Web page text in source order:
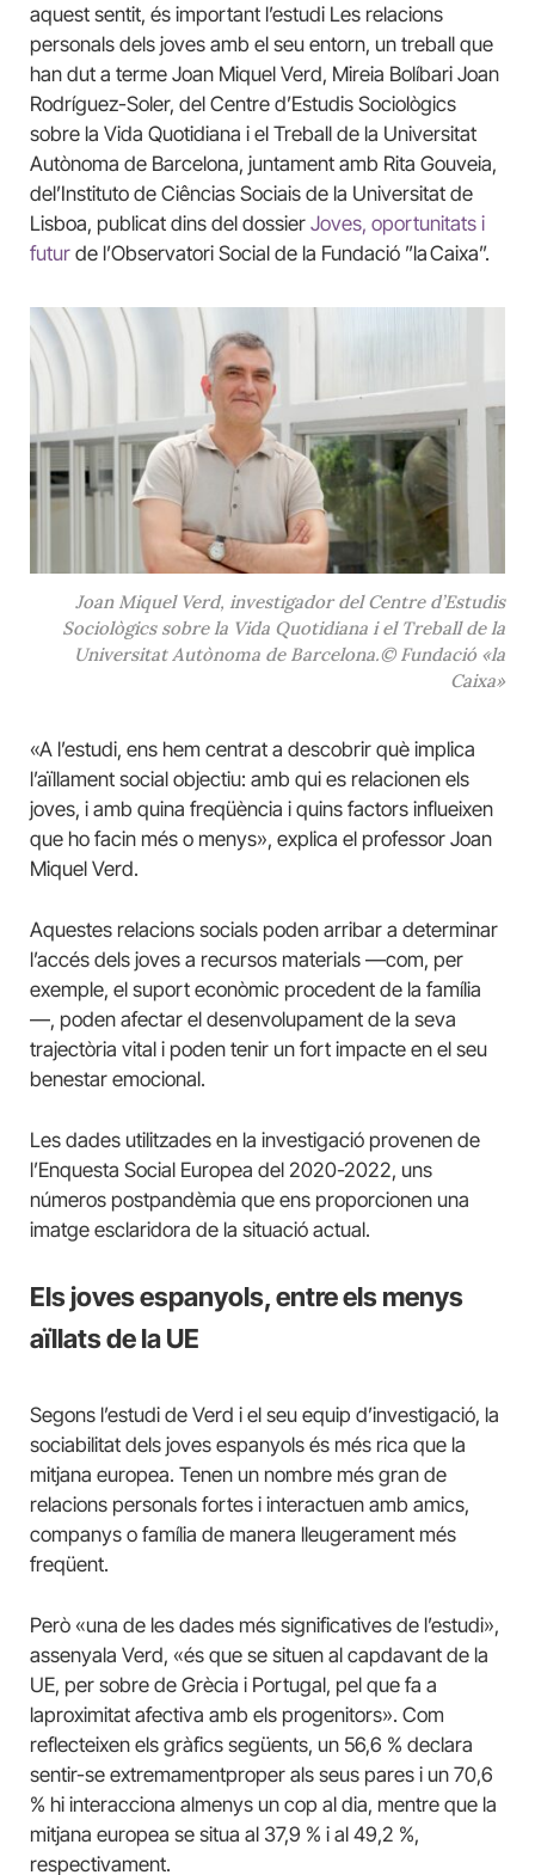
aquest sentit, és important l’estudi Les relacions
personals dels joves amb el seu entorn, un treball que
han dut a terme Joan Miquel Verd, Mireia Bolíbari Joan
Rodríguez-Soler, del Centre d’Estudis Sociològics
sobre la Vida Quotidiana i el Treball de la Universitat
Autònoma de Barcelona, juntament amb Rita Gouveia,
del’Instituto de Ciências Sociais de la Universitat de
Lisboa, publicat dins del dossier Joves, oportunitats i
futur de l’Observatori Social de la Fundació ”la Caixa”.
Joan Miquel Verd, investigador del Centre d’Estudis
Sociològics sobre la Vida Quotidiana i el Treball de la
Universitat Autònoma de Barcelona.© Fundació «la
Caixa»
«A l’estudi, ens hem centrat a descobrir què implica
l’aïllament social objectiu: amb qui es relacionen els
joves, i amb quina freqüència i quins factors influeixen
que ho facin més o menys», explica el professor Joan
Miquel Verd.
Aquestes relacions socials poden arribar a determinar
l’accés dels joves a recursos materials —com, per
exemple, el suport econòmic procedent de la família
—, poden afectar el desenvolupament de la seva
trajectòria vital i poden tenir un fort impacte en el seu
benestar emocional.
Les dades utilitzades en la investigació provenen de
l’Enquesta Social Europea del 2020-2022, uns
números postpandèmia que ens proporcionen una
imatge esclaridora de la situació actual.
Els joves espanyols, entre els menys
aïllats de la UE
Segons l’estudi de Verd i el seu equip d’investigació, la
sociabilitat dels joves espanyols és més rica que la
mitjana europea. Tenen un nombre més gran de
relacions personals fortes i interactuen amb amics,
companys o família de manera lleugerament més
freqüent.
Però «una de les dades més significatives de l’estudi»,
assenyala Verd, «és que se situen al capdavant de la
UE, per sobre de Grècia i Portugal, pel que fa a
laproximitat afectiva amb els progenitors». Com
reflecteixen els gràfics següents, un 56,6 % declara
sentir-se extremamentproper als seus pares i un 70,6
% hi interacciona almenys un cop al dia, mentre que la
mitjana europea se situa al 37,9 % i al 49,2 %,
respectivament.